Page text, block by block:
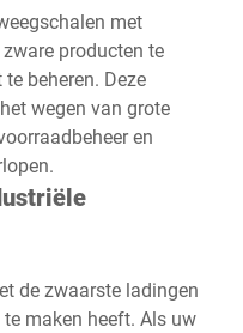
met
producten te
beheren. Deze
wegen van grote
en
de zwaarste ladingen
maken heeft. Als uw